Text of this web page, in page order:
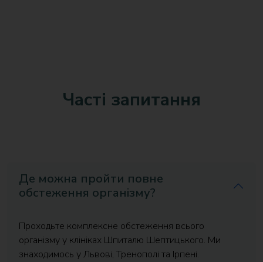
Часті запитання
Де можна пройти повне
обстеження організму?
Проходьте комплексне обстеження всього
організму у клініках Шпиталю Шептицького. Ми
знаходимось у Львові, Тренополі та Ірпені.